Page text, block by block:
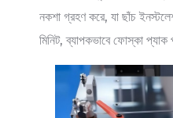
নকশা গ্রহণ করে, যা ছাঁচ
মিনিট, ব্যাপকভাবে ফোস্কা প্যাক